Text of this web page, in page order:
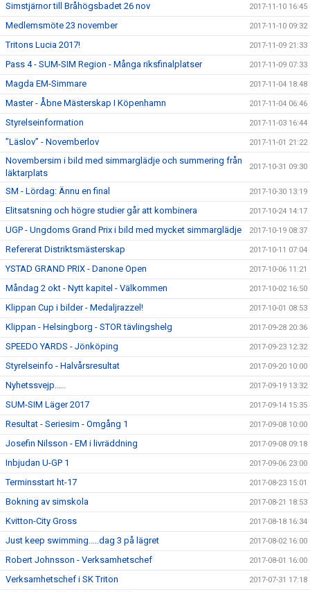
Simstjärnor till Bråhögsbadet 26 nov 2017-11-10 16:45
Medlemsmöte 23 november 2017-11-10 09:32
Tritons Lucia 2017! 2017-11-09 21:33
Pass 4 - SUM-SIM Region - Många riksfinalplatser 2017-11-09 07:33
Magda EM-Simmare 2017-11-04 18:48
Master - Åbne Mästerskap I Köpenhamn 2017-11-04 06:46
Styrelseinformation 2017-11-03 16:44
”Läslov” - Novemberlov 2017-11-01 21:22
Novembersim i bild med simmarglädje och summering från
läktarplats
2017-10-31 09:30
SM - Lördag: Ännu en final 2017-10-30 13:19
Elitsatsning och högre studier går att kombinera 2017-10-24 14:17
UGP - Ungdoms Grand Prix i bild med mycket simmarglädje 2017-10-19 08:37
Refererat Distriktsmästerskap 2017-10-11 07:04
YSTAD GRAND PRIX - Danone Open 2017-10-06 11:21
Måndag 2 okt - Nytt kapitel - Välkommen 2017-10-02 16:50
Klippan Cup i bilder - Medaljrazzel! 2017-10-01 08:53
Klippan - Helsingborg - STOR tävlingshelg 2017-09-28 20:36
SPEEDO YARDS - Jönköping 2017-09-23 12:32
Styrelseinfo - Halvårsresultat 2017-09-20 10:00
Nyhetssvejp..... 2017-09-19 13:32
SUM-SIM Läger 2017 2017-09-14 15:35
Resultat - Seriesim - Omgång 1 2017-09-08 10:00
Josefin Nilsson - EM i livräddning 2017-09-08 09:18
Inbjudan U-GP 1 2017-09-06 23:00
Terminsstart ht-17 2017-08-23 15:01
Bokning av simskola 2017-08-21 18:53
Kvitton-City Gross 2017-08-18 16:34
Just keep swimming.....dag 3 på lägret 2017-08-02 16:00
Robert Johnsson - Verksamhetschef 2017-08-01 16:00
Verksamhetschef i SK Triton 2017-07-31 17:18